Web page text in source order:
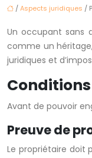
/Aspects juridiques /
Un occupant sans
comme un
juridiques et
Avant de pouvoir
Preuve de
Le propriétaire doit